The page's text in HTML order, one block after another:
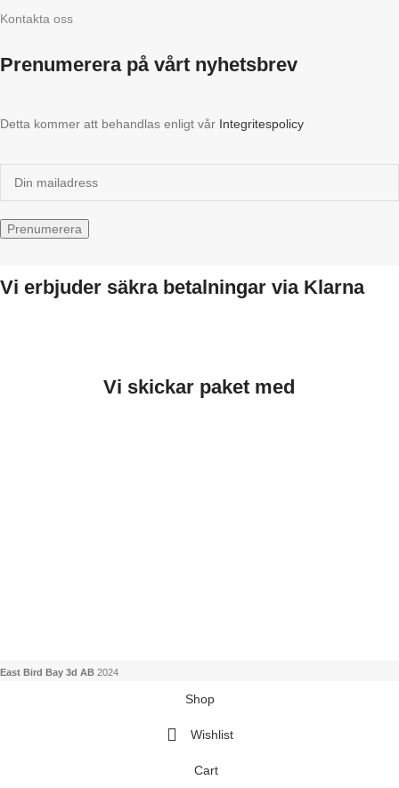
Kontakta oss
Prenumerera på vårt nyhetsbrev
Detta kommer att behandlas enligt vår Integritespolicy
Vi erbjuder säkra betalningar via Klarna
Vi skickar paket med
East Bird Bay 3d AB 2024
Shop
Wishlist
Cart